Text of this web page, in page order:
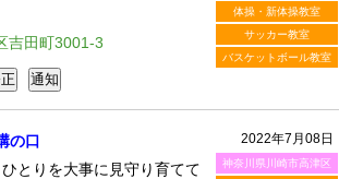
体操・新体操教室
サッカー教室
バスケットボール教室
吉田町3001-3
2022年7月08日
神奈川県川崎市高津区
の口
とりを大事に見守り育てて